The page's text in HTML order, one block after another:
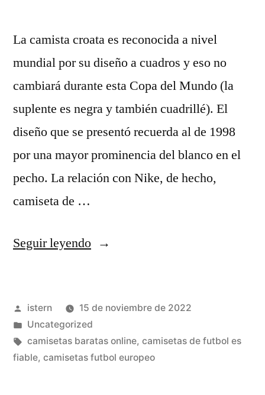
La camista croata es reconocida a nivel
mundial por su diseño a cuadros y eso no
cambiará durante esta Copa del Mundo (la
suplente es negra y también cuadrillé). El
diseño que se presentó recuerda al de 1998
por una mayor prominencia del blanco en el
pecho. La relación con Nike, de hecho,
camiseta de …
Seguir leyendo«camisetas
baratas»
Publicado
por
istern
15 de noviembre de 2022
Publicado
en
Uncategorized
Etiquetas:
camisetas baratas online, camisetas de futbol es
fiable, camisetas futbol europeo